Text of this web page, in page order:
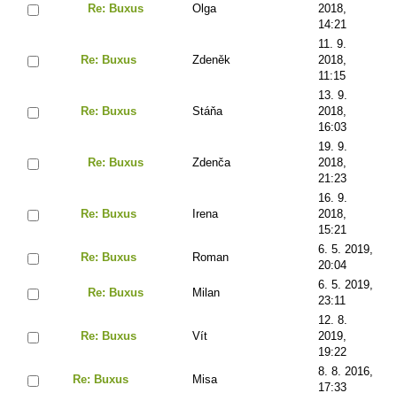
Re: Buxus Olga
2018,
14:21
Re: Buxus Zdeněk
11. 9.
2018,
11:15
Re: Buxus Stáňa
13. 9.
2018,
16:03
Re: Buxus Zdenča
19. 9.
2018,
21:23
Re: Buxus Irena
16. 9.
2018,
15:21
Re: Buxus Roman
6. 5. 2019,
20:04
Re: Buxus Milan
6. 5. 2019,
23:11
Re: Buxus Vít
12. 8.
2019,
19:22
Re: Buxus Misa
8. 8. 2016,
17:33